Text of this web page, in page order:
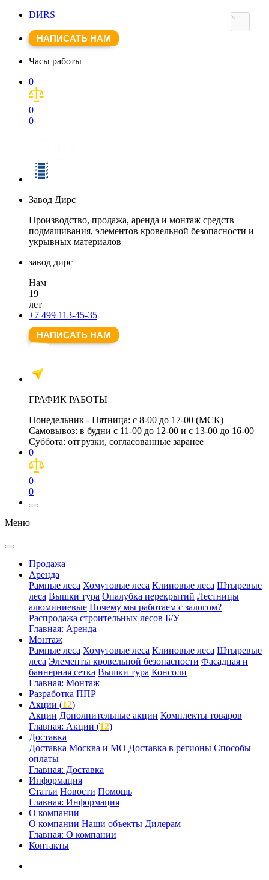
DИRS
НАПИСАТЬ НАМ
Часы работы
0
0
0
Завод Дирс
Производство, продажа, аренда и монтаж средств
подмащивания, элементов кровельной безопасности и
укрывных материалов
завод дирс
Нам
19
лет
+7 499 113-45-35
НАПИСАТЬ НАМ
ГРАФИК РАБОТЫ
Понедельник - Пятница: с 8-00 до 17-00 (МСК)
Самовывоз: в будни с 11-00 до 12-00 и с 13-00 до 16-00
Суббота: отгрузки, согласованные заранее
0
0
0
Меню
Продажа
Аренда
Рамные леса Хомутовые леса Клиновые леса Штыревые
леса Вышки тура Опалубка перекрытий Лестницы
алюминиевые Почему мы работаем с залогом?
Распродажа строительных лесов Б/У
Главная: Аренда
Монтаж
Рамные леса Хомутовые леса Клиновые леса Штыревые
леса Элементы кровельной безопасности Фасадная и
баннерная сетка Вышки тура Консоли
Главная: Монтаж
Разработка ППР
Акции (12)
Акции Дополнительные акции Комплекты товаров
Главная: Акции (12)
Доставка
Доставка Москва и МО Доставка в регионы Способы
оплаты
Главная: Доставка
Информация
Статьи Новости Помощь
Главная: Информация
О компании
О компании Наши объекты Дилерам
Главная: О компании
Контакты
×